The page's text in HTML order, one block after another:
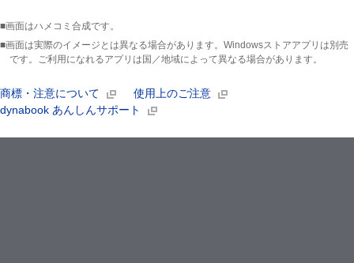
■画面はハメコミ合成です。
■画面は実際のイメージとは異なる場合があります。Windowsストアアプリは別売
です。ご利用になれるアプリは国／地域によって異なる場合があります。
商標・注意について
使用上のご注意
dynabook あんしんサポート